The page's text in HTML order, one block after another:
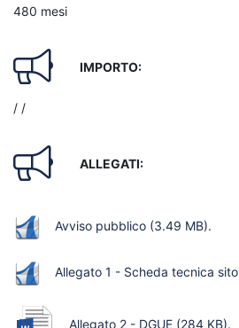
480 mesi
IMPORTO:
/ /
ALLEGATI:
Avviso pubblico (3.49 MB).
Allegato 1 - Scheda tecnica sito
Allegato 2 - DGUE (284 KB).